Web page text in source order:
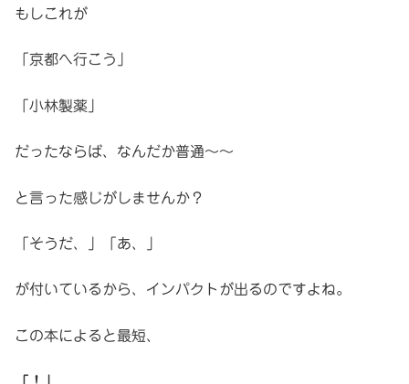
もしこれが
「京都へ行こう」
「小林製薬」
だったならば、なんだか普通～～
と言った感じがしませんか？
「そうだ、」「あ、」
が付いているから、インパクトが出るのですよね。
この本によると最短、